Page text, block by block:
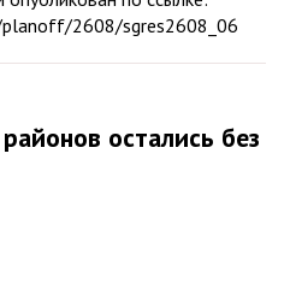
2608/sgres2608_06
остались без